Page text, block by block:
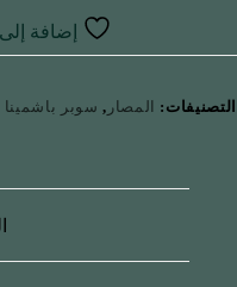
إضافة
التصنيفات: المصار , سوبر